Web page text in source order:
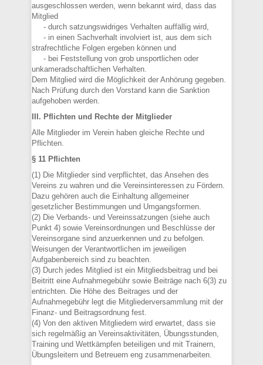
ausgeschlossen werden, wenn bekannt wird, dass das
Mitglied
- durch satzungswidriges Verhalten auffällig wird,
- in einen Sachverhalt involviert ist, aus dem sich
strafrechtliche Folgen ergeben können und
- bei Feststellung von grob unsportlichen oder
unkameradschaftlichen Verhalten.
Dem Mitglied wird die Möglichkeit der Anhörung gegeben.
Nach Prüfung durch den Vorstand kann die Sanktion
aufgehoben werden.
III. Pflichten und Rechte der Mitglieder
Alle Mitglieder im Verein haben gleiche Rechte und
Pflichten.
§ 11 Pflichten
(1) Die Mitglieder sind verpflichtet, das Ansehen des
Vereins zu wahren und die Vereinsinteressen zu Fördern.
Dazu gehören auch die Einhaltung allgemeiner
gesetzlicher Bestimmungen und Umgangsformen.
(2) Die Verbands- und Vereinssatzungen (siehe auch
Punkt 4) sowie Vereinsordnungen und Beschlüsse der
Vereinsorgane sind anzuerkennen und zu befolgen.
Weisungen der Verantwortlichen im jeweiligen
Aufgabenbereich sind zu beachten.
(3) Durch jedes Mitglied ist ein Mitgliedsbeitrag und bei
Beitritt eine Aufnahmegebühr sowie Beiträge nach 6(3) zu
entrichten. Die Höhe des Beitrages und der
Aufnahmegebühr legt die Mitgliederversammlung mit der
Finanz- und Beitragsordnung fest.
(4) Von den aktiven Mitgliedern wird erwartet, dass sie
sich regelmäßig an Vereinsaktivitäten, Übungsstunden,
Training und Wettkämpfen beteiligen und mit Trainern,
Übungsleitern und Betreuern eng zusammenarbeiten.